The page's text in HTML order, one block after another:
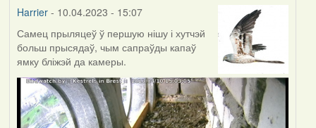
Harrier- 10.04.2023 - 15:07
Самец прыляцеў ў першую нішу і хутчэй
больш прысядаў, чым сапраўды капаў
ямку бліжэй да камеры.